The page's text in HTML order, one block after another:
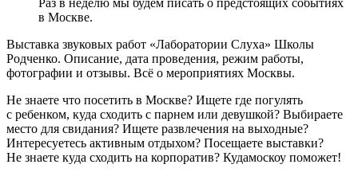
в Москве.
Выставка звуковых работ «Лаборатории Слуха» Школы
Родченко. Описание, дата проведения, режим работы,
фотографии и отзывы. Всё о мероприятиях Москвы.
Не знаете что посетить в Москве? Ищете где погулять
с ребенком, куда сходить с парнем или девушкой? Выбираете
место для свидания? Ищете развлечения на выходные?
Интересуетесь активным отдыхом? Посещаете выставки?
Не знаете куда сходить на корпоратив? Кудамоскоу поможет!